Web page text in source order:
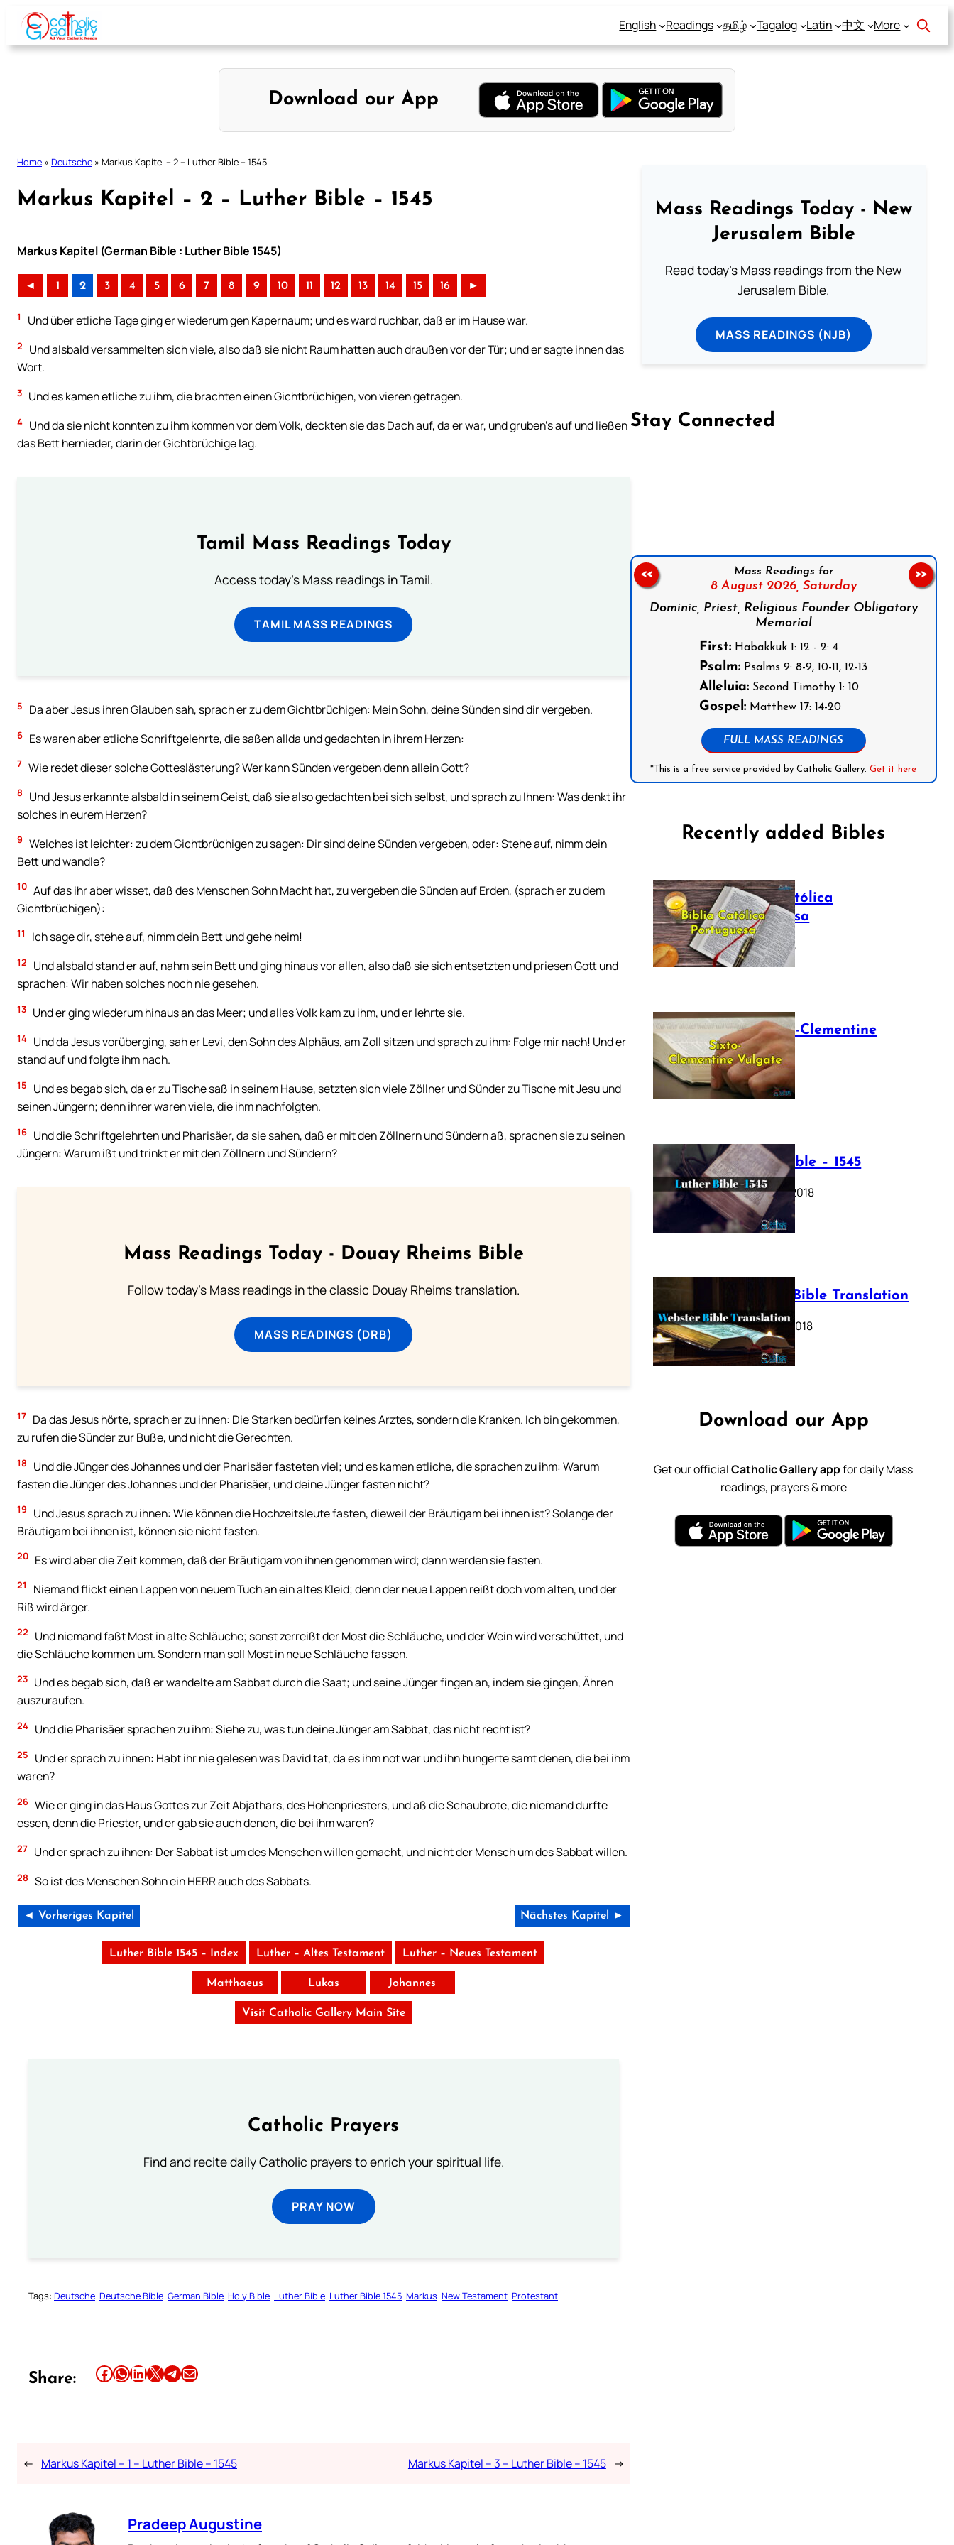
Skip
content
English Readings தமிழ் Tagalog Latin 中文 More
Download our App
Home » Deutsche » Markus Kapitel – 2 – Luther Bible – 1545
Markus Kapitel – 2 – Luther Bible – 1545
Markus Kapitel (German Bible : Luther Bible 1545)
◄ 1 2 3 4 5 6 7 8 9 10 11 12 13 14 15 16 ►
1 Und über etliche Tage ging er wiederum gen Kapernaum; und es ward ruchbar, daß er im Hause war.
2
Und alsbald versammelten sich viele, also daß sie nicht Raum hatten auch draußen vor der Tür; und er sagte ihnen das
Wort.
3 Und es kamen etliche zu ihm, die brachten einen Gichtbrüchigen, von vieren getragen.
4 Und da sie nicht konnten zu ihm kommen vor dem Volk, deckten sie das Dach auf, da er war, und gruben’s auf und ließen
das Bett hernieder, darin der Gichtbrüchige lag.
Tamil Mass Readings Today
Access today's Mass readings in Tamil.
TAMIL MASS READINGS
5 Da aber Jesus ihren Glauben sah, sprach er zu dem Gichtbrüchigen: Mein Sohn, deine Sünden sind dir vergeben.
6 Es waren aber etliche Schriftgelehrte, die saßen allda und gedachten in ihrem Herzen:
7 Wie redet dieser solche Gotteslästerung? Wer kann Sünden vergeben denn allein Gott?
8
Und Jesus erkannte alsbald in seinem Geist, daß sie also gedachten bei sich selbst, und sprach zu Ihnen: Was denkt ihr
solches in eurem Herzen?
9 Welches ist leichter: zu dem Gichtbrüchigen zu sagen: Dir sind deine Sünden vergeben, oder: Stehe auf, nimm dein
Bett und wandle?
10 Auf das ihr aber wisset, daß des Menschen Sohn Macht hat, zu vergeben die Sünden auf Erden, (sprach er zu dem
Gichtbrüchigen):
11 Ich sage dir, stehe auf, nimm dein Bett und gehe heim!
12
Und alsbald stand er auf, nahm sein Bett und ging hinaus vor allen, also daß sie sich entsetzten und priesen Gott und
sprachen: Wir haben solches noch nie gesehen.
13 Und er ging wiederum hinaus an das Meer; und alles Volk kam zu ihm, und er lehrte sie.
14 Und da Jesus vorüberging, sah er Levi, den Sohn des Alphäus, am Zoll sitzen und sprach zu ihm: Folge mir nach! Und er
stand auf und folgte ihm nach.
15
Und es begab sich, da er zu Tische saß in seinem Hause, setzten sich viele Zöllner und Sünder zu Tische mit Jesu und
seinen Jüngern; denn ihrer waren viele, die ihm nachfolgten.
16 Und die Schriftgelehrten und Pharisäer, da sie sahen, daß er mit den Zöllnern und Sündern aß, sprachen sie zu seinen
Jüngern: Warum ißt und trinkt er mit den Zöllnern und Sündern?
Mass Readings Today - Douay Rheims Bible
Follow today's Mass readings in the classic Douay Rheims translation.
MASS READINGS (DRB)
17 Da das Jesus hörte, sprach er zu ihnen: Die Starken bedürfen keines Arztes, sondern die Kranken. Ich bin gekommen,
zu rufen die Sünder zur Buße, und nicht die Gerechten.
18
Und die Jünger des Johannes und der Pharisäer fasteten viel; und es kamen etliche, die sprachen zu ihm: Warum
fasten die Jünger des Johannes und der Pharisäer, und deine Jünger fasten nicht?
19
Und Jesus sprach zu ihnen: Wie können die Hochzeitsleute fasten, dieweil der Bräutigam bei ihnen ist? Solange der
Bräutigam bei ihnen ist, können sie nicht fasten.
20 Es wird aber die Zeit kommen, daß der Bräutigam von ihnen genommen wird; dann werden sie fasten.
21
Niemand flickt einen Lappen von neuem Tuch an ein altes Kleid; denn der neue Lappen reißt doch vom alten, und der
Riß wird ärger.
22
Und niemand faßt Most in alte Schläuche; sonst zerreißt der Most die Schläuche, und der Wein wird verschüttet, und
die Schläuche kommen um. Sondern man soll Most in neue Schläuche fassen.
23 Und es begab sich, daß er wandelte am Sabbat durch die Saat; und seine Jünger fingen an, indem sie gingen, Ähren
auszuraufen.
24 Und die Pharisäer sprachen zu ihm: Siehe zu, was tun deine Jünger am Sabbat, das nicht recht ist?
25
Und er sprach zu ihnen: Habt ihr nie gelesen was David tat, da es ihm not war und ihn hungerte samt denen, die bei ihm
waren?
26 Wie er ging in das Haus Gottes zur Zeit Abjathars, des Hohenpriesters, und aß die Schaubrote, die niemand durfte
essen, denn die Priester, und er gab sie auch denen, die bei ihm waren?
27 Und er sprach zu ihnen: Der Sabbat ist um des Menschen willen gemacht, und nicht der Mensch um des Sabbat willen.
28 So ist des Menschen Sohn ein HERR auch des Sabbats.
◄ Vorheriges Kapitel Nächstes Kapitel ►
Luther Bible 1545 – Index Luther – Altes Testament Luther – Neues Testament
Matthaeus Lukas Johannes
Visit Catholic Gallery Main Site
Catholic Prayers
Find and recite daily Catholic prayers to enrich your spiritual life.
PRAY NOW
Tags: Deutsche Deutsche Bible German Bible Holy Bible Luther Bible Luther Bible 1545 Markus New Testament Protestant
Share: Share this article on Facebook Share this article on WhatsApp Share this article on LinkedIn Share this article on X Share this article on TelegramEmail this Article
← Markus Kapitel – 1 – Luther Bible – 1545 Markus Kapitel – 3 – Luther Bible – 1545 →
Pradeep Augustine
Mass Readings Today - New
Jerusalem Bible
Read today's Mass readings from the New
Jerusalem Bible.
MASS READINGS (NJB)
Stay Connected
Mass Readings for
8 August 2026, Saturday
Dominic, Priest, Religious Founder Obligatory
Memorial
First: Habakkuk 1: 12 - 2: 4
Psalm: Psalms 9: 8-9, 10-11, 12-13
Alleluia: Second Timothy 1: 10
Gospel: Matthew 17: 14-20
FULL MASS READINGS
*This is a free service provided by Catholic Gallery.Get it here
<< >>
Recently added Bibles
Bíblia Católica
Portuguesa
July 16, 2025
The Sixto-Clementine
Vulgate
July 12, 2025
Luther Bible – 1545
October 17, 2018
Webster Bible Translation
October 11, 2018
Download our App
Get our officialCatholic Gallery appfor daily Mass
readings, prayers & more